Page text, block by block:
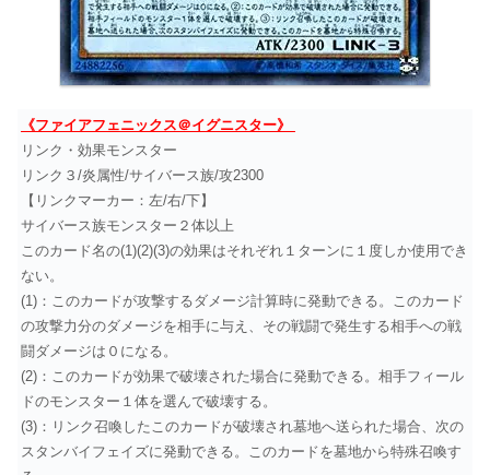
《ファイアフェニックス＠イグニスター》
リンク・効果モンスター
リンク３/炎属性/サイバース族/攻2300
【リンクマーカー：左/右/下】
サイバース族モンスター２体以上
このカード名の(1)(2)(3)の効果はそれぞれ１ターンに１度しか使用でき
ない。
(1)：このカードが攻撃するダメージ計算時に発動できる。このカード
の攻撃力分のダメージを相手に与え、その戦闘で発生する相手への戦
闘ダメージは０になる。
(2)：このカードが効果で破壊された場合に発動できる。相手フィール
ドのモンスター１体を選んで破壊する。
(3)：リンク召喚したこのカードが破壊され墓地へ送られた場合、次の
スタンバイフェイズに発動できる。このカードを墓地から特殊召喚す